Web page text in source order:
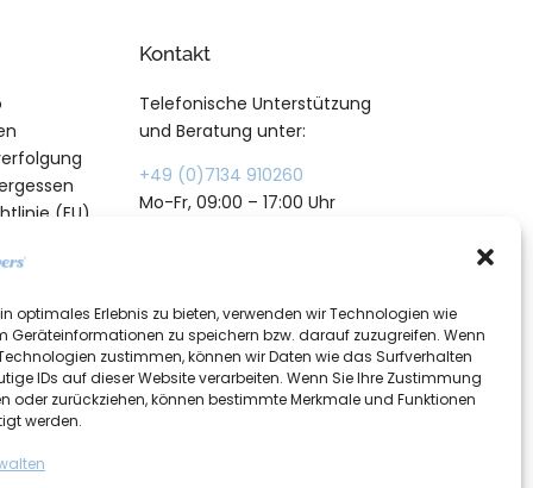
optimales Erlebnis zu bieten, verwenden wir Technologien wie
Geräteinformationen zu speichern bzw. darauf zuzugreifen. Wenn
zustimmen, können wir Daten wie das Surfverhalten
IDs auf dieser Website verarbeiten. Wenn Sie Ihre Zustimmung
oder zurückziehen, können bestimmte Merkmale und Funktionen
werden.
(EU)
Kontakt
Telefonische Unterstützung
und Beratung unter:
+49 (0)7134 910260
Mo-Fr, 09:00 – 17:00 Uhr